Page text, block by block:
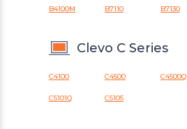
B4100M B7110 B7130
Clevo C Series
C4100 C4500 C4500Q
C5101Q C5105